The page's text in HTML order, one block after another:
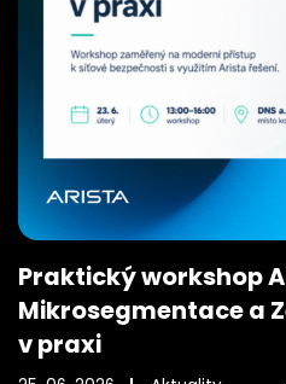
Praktický workshop
Mikrosegmentace a
v praxi